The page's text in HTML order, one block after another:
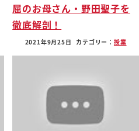
屈のお母さん・野田聖子を
徹底解剖！
2021年9月25日 カテゴリー： 授業